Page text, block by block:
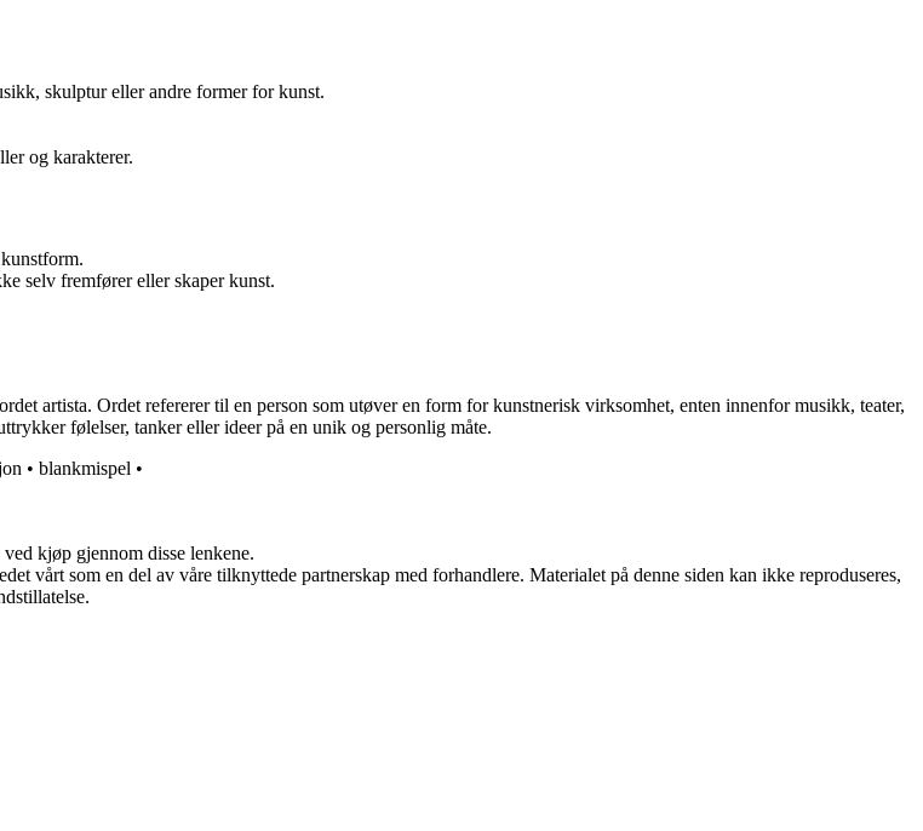
skulptur eller andre former for kunst.
og karakterer.
selv fremfører eller skaper kunst.
artista. Ordet refererer til en person som utøver en form for kunstnerisk virksomhet, enten innenfor musikk, teater,
følelser, tanker eller ideer på en unik og personlig måte.
• blankmispel •
kjøp gjennom disse lenkene.
vårt som en del av våre tilknyttede partnerskap med forhandlere. Materialet på denne siden kan ikke reproduseres,